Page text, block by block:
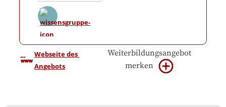
Webseite des
Angebots
Weiterbildungsangebot
merken